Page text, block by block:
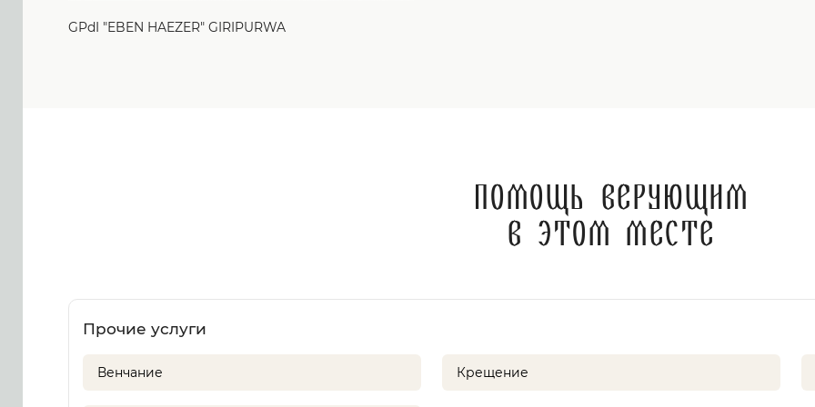
GPdI "EBEN HAEZER" GIRIPURWA
Помощь верующим
в этом месте
Прочие услуги
Венчание Крещение